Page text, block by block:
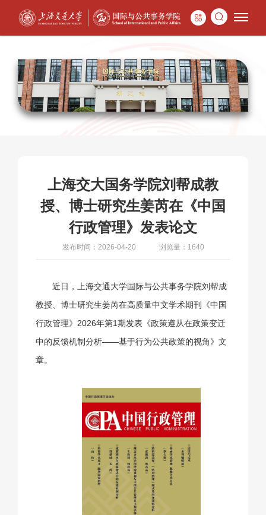
上海交大国务学院刘帮成教
授、博士研究生姜芮在《中国
行政管理》发表论文
发布时间：2026-04-20 浏览量：1640
近日，上海交通大学国际与公共事务学院刘帮成
教授、博士研究生姜芮在高质量中文学术期刊《中国
行政管理》2026年第1期发表《政策遵从在政策变迁
中的反馈机制分析——基于行为公共政策的视角》文
章。